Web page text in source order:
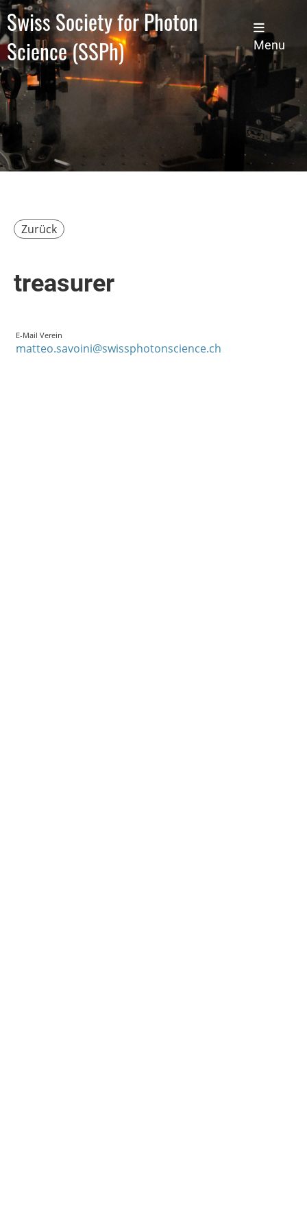
Swiss Society for Photon
Science (SSPh)
Menu
Zurück
treasurer
E-Mail Verein
matteo.savoini@swissphotonscience.ch